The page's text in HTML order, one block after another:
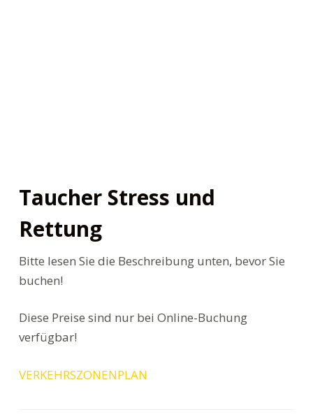
Taucher Stress und
Rettung
Bitte lesen Sie die Beschreibung unten, bevor Sie
buchen!
Diese Preise sind nur bei Online-Buchung
verfügbar!
VERKEHRSZONENPLAN